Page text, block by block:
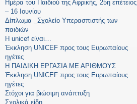
Ημέρα του Παιδιού της Αφρικής, 25η επέτειος
– 16 Ιουνίου
Δίπλωμα _Σχολείο Υπερασπιστής των
παιδιών
Η unicef είναι…
Έκκληση UNICEF προς τους Ευρωπαίους
ηγέτες
Η ΠΑΙΔΙΚΗ ΕΡΓΑΣΙΑ ΜΕ ΑΡΙΘΜΟΥΣ
Έκκληση UNICEF προς τους Ευρωπαίους
ηγέτες
Στόχοι για βιώσιμη ανάπτυξη
Σχολικά είδη